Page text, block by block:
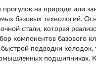
на природе или
базовых технологий.
стали, которая
компонентов базового
подводки колодок,
подшипниках.